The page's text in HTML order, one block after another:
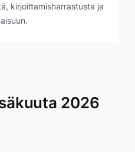
kirjoittamisharrastusta ja
2026